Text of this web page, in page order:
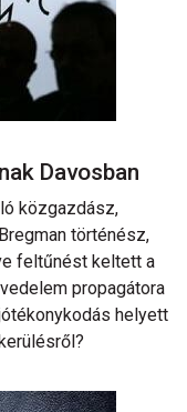
Davosban
közgazdász,
történész,
feltűnést keltett a
propagátora
helyett